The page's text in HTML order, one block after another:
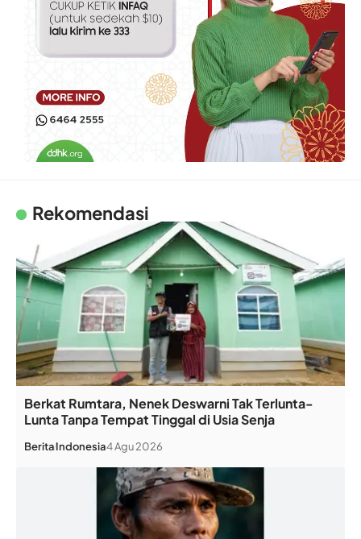
Rekomendasi
Berkat Rumtara, Nenek Deswarni Tak Terlunta-
Lunta Tanpa Tempat Tinggal di Usia Senja
BeritaIndonesia4 Agu 2026